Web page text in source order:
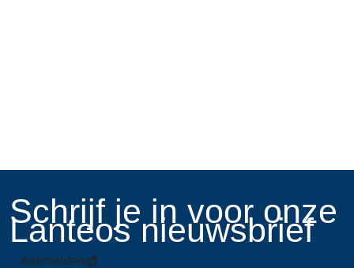
​Schrijf je in voor onze
Lanteos nieuwsbrief
Aanmelden